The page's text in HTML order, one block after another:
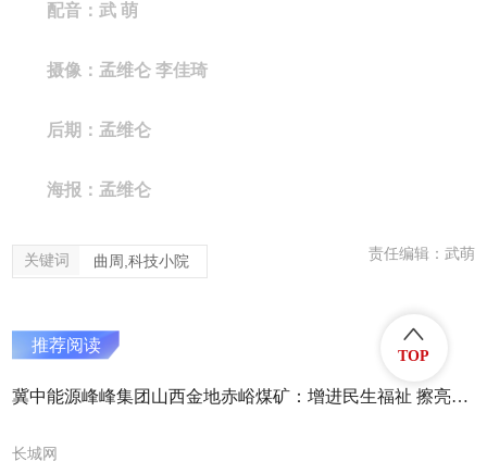
配音：武 萌
摄像：孟维仑 李佳琦
后期：孟维仑
海报：孟维仑
关键词 曲周,科技小院 责任编辑：武萌
推荐阅读
冀中能源峰峰集团山西金地赤峪煤矿：增进民生福祉 擦亮幸福底色
长城网
TOP